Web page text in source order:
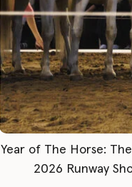
Year of The Horse:
2026 Runway